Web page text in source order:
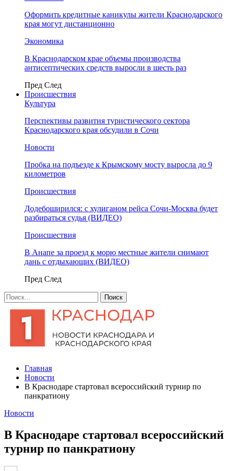
Оформить кредитные каникулы жители Краснодарского
края могут дистанционно
Экономика
В Краснодарском крае объемы производства
антисептических средств выросли в шесть раз
Пред След
Происшествия
Культура
Перспективы развития туристического сектора
Краснодарского края обсудили в Сочи
Новости
Пробка на подъезде к Крымскому мосту выросла до 9
километров
Происшествия
Додебоширился: с хулиганом рейса Сочи-Москва будет
разбираться судья (ВИДЕО)
Происшествия
В Анапе за проезд к морю местные жители снимают
дань с отдыхающих (ВИДЕО)
Пред След
Главная
Новости
В Краснодаре стартовал всероссийский турнир по
панкратиону
Новости
В Краснодаре стартовал всероссийский
турнир по панкратиону